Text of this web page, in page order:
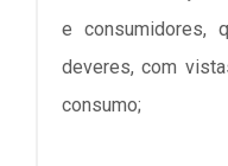
e consumidores,
deveres, com
consumo;